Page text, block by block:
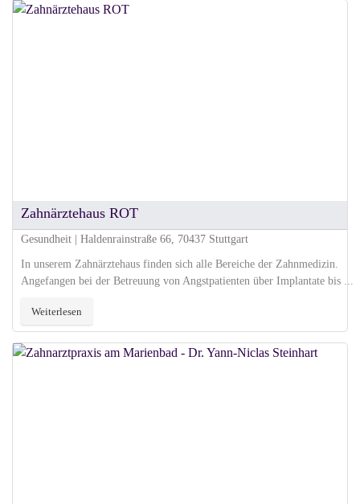
Zahnärztehaus ROT
Gesundheit | Haldenrainstraße 66, 70437 Stuttgart
In unserem Zahnärztehaus finden sich alle Bereiche der Zahnmedizin.
Angefangen bei der Betreuung von Angstpatienten über Implantate bis ...
Weiterlesen